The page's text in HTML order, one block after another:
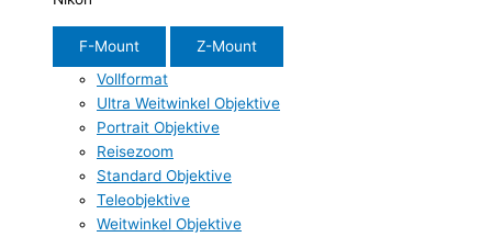
F-Mount
Z-Mount
Vollformat
Ultra Weitwinkel Objektive
Portrait Objektive
Reisezoom
Standard Objektive
Teleobjektive
Weitwinkel Objektive